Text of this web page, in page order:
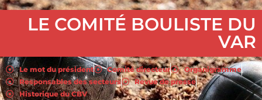
LE COMITÉ BOULISTE DU
VAR
Le mot du président Comité directeur
Organigramme
Responsables des secteurs
Revue de presse
Historique du CBV